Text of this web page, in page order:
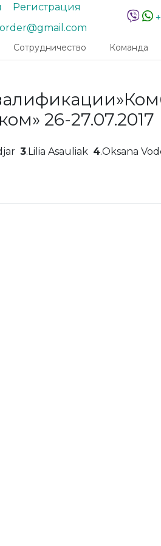
Регистрация
Сотрудничество Команда
26-27.07.2017
3.Lilia Asauliak 4.Oksana